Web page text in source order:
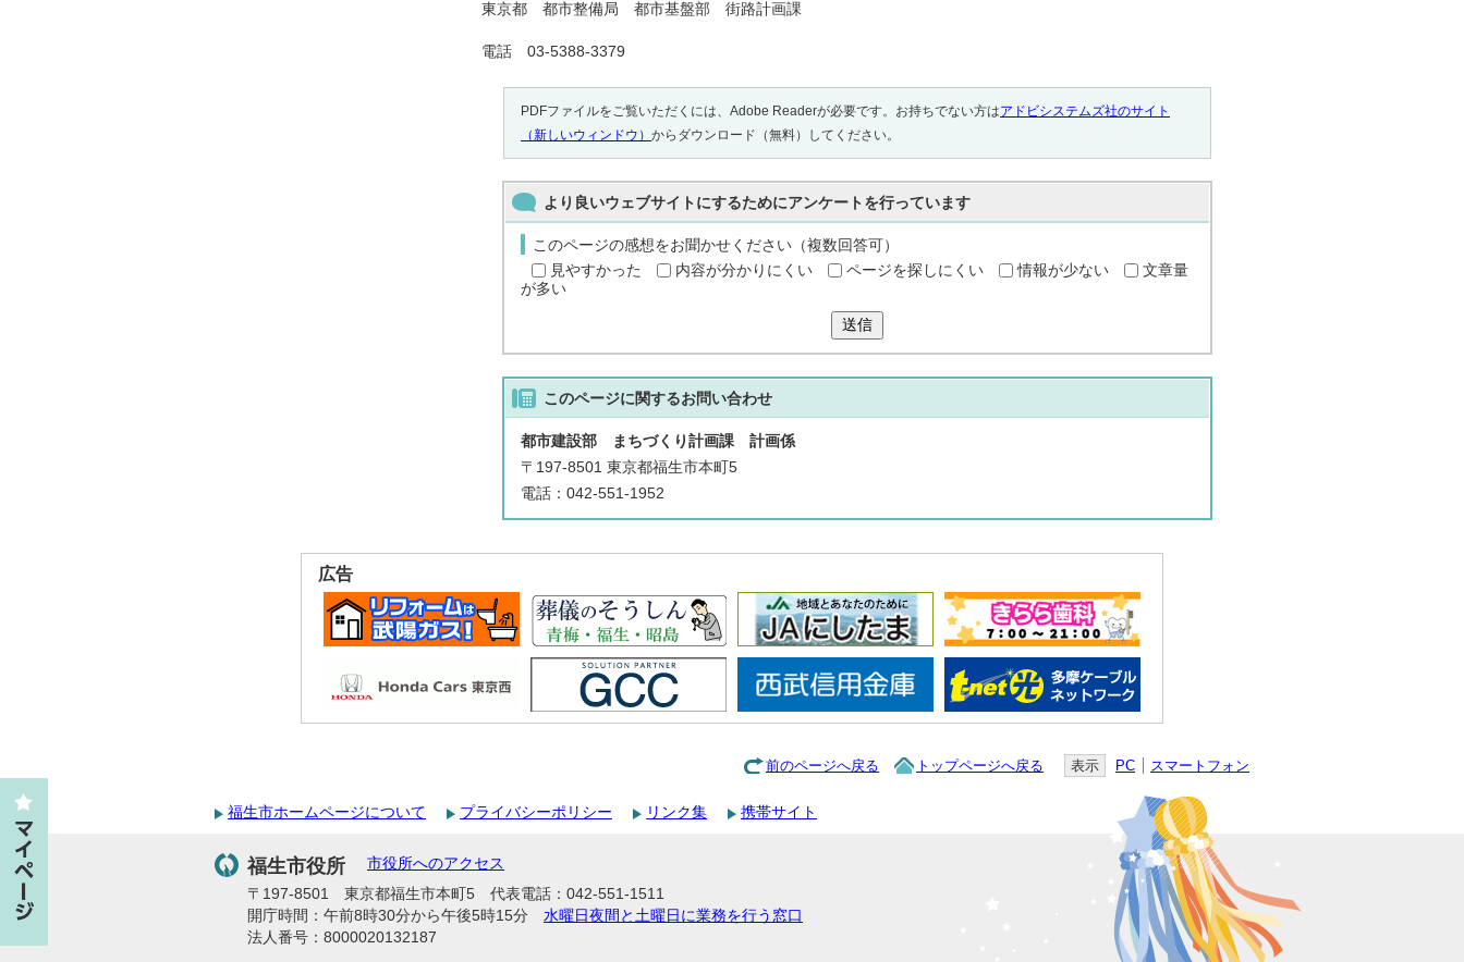
東京都 都市整備局 都市基盤部 街路計画課
電話 03-5388-3379
PDFファイルをご覧いただくには、Adobe Readerが必要です。お持ちでない方はアドビシステムズ社のサイト
（新しいウィンドウ） からダウンロード（無料）してください。
より良いウェブサイトにするためにアンケートを行っています
このページの感想をお聞かせください（複数回答可）
見やすかった
内容が分かりにくい ページを探しにくい 情報が少ない
文章量
が多い
送信
このページに関するお問い合わせ
都市建設部 まちづくり計画課 計画係
〒197-8501 東京都福生市本町5
電話：042-551-1952
広告
前のページへ戻る トップページへ戻る 表示 PC スマートフォン
福生市ホームページについて プライバシーポリシー リンク集 携帯サイト
福生市役所
市役所へのアクセス
〒197-8501 東京都福生市本町5 代表電話：042-551-1511
開庁時間：午前8時30分から午後5時15分 水曜日夜間と土曜日に業務を行う窓口
法人番号：8000020132187